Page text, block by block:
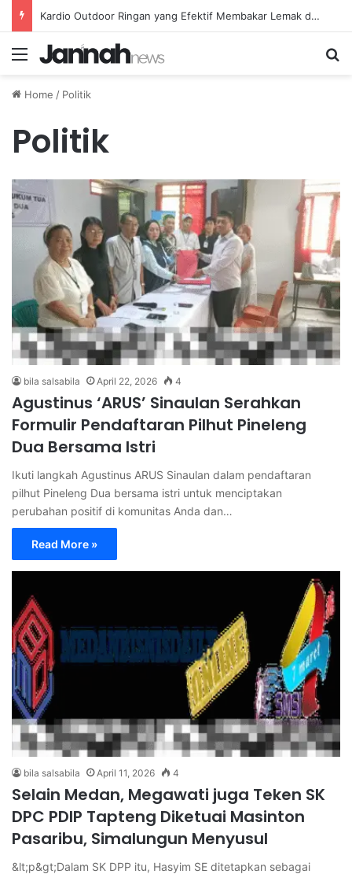
Kardio Outdoor Ringan yang Efektif Membakar Lemak dan Menyegarkan Tubuh Anda
Menu
Home / Politik
Politik
bila salsabila April 22, 2026 4
Agustinus ‘ARUS’ Sinaulan Serahkan
Formulir Pendaftaran Pilhut Pineleng
Dua Bersama Istri
Ikuti langkah Agustinus ARUS Sinaulan dalam pendaftaran
pilhut Pineleng Dua bersama istri untuk menciptakan
perubahan positif di komunitas Anda dan…
Read More »
bila salsabila April 11, 2026 4
Selain Medan, Megawati juga Teken SK
DPC PDIP Tapteng Diketuai Masinton
Pasaribu, Simalungun Menyusul
&lt;p&gt;Dalam SK DPP itu, Hasyim SE ditetapkan sebagai